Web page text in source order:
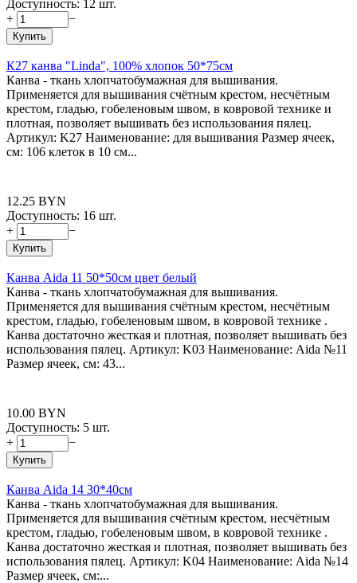
Доступность: 12 шт.
+
−
Купить
К27 канва "Linda", 100% хлопок 50*75см
Канва - ткань хлопчатобумажная для вышивания.
Применяется для вышивания счётным крестом, несчётным
крестом, гладью, гобеленовым швом, в ковровой технике и
плотная, позволяет вышивать без использования пялец.
Артикул: K27 Наименование: для вышивания Размер ячеек,
см: 106 клеток в 10 см...
12.25 BYN
Доступность: 16 шт.
+
−
Купить
Канва Aida 11 50*50см цвет белый
Канва - ткань хлопчатобумажная для вышивания.
Применяется для вышивания счётным крестом, несчётным
крестом, гладью, гобеленовым швом, в ковровой технике .
Канва достаточно жесткая и плотная, позволяет вышивать без
использования пялец. Артикул: K03 Наименование: Aida №11
Размер ячеек, см: 43...
10.00 BYN
Доступность: 5 шт.
+
−
Купить
Канва Aida 14 30*40см
Канва - ткань хлопчатобумажная для вышивания.
Применяется для вышивания счётным крестом, несчётным
крестом, гладью, гобеленовым швом, в ковровой технике .
Канва достаточно жесткая и плотная, позволяет вышивать без
использования пялец. Артикул: K04 Наименование: Aida №14
Размер ячеек, см:...